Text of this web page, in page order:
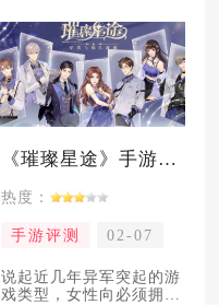
《璀璨星途》手游测评：专注事业与搞钱，这波“真香”了！
热度：
手游评测 02-07
说起近几年异军突起的游
戏类型，女性向必须拥有